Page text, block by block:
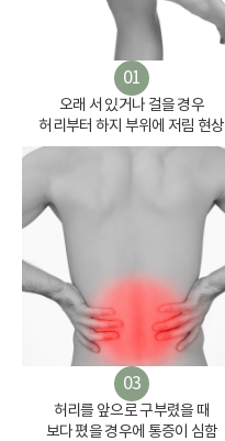
01
오래 서 있거나 걸을 경우
허리부터 하지 부위에 저림 현상
03
허리를 앞으로 구부렸을 때
보다 폈을 경우에 통증이 심함